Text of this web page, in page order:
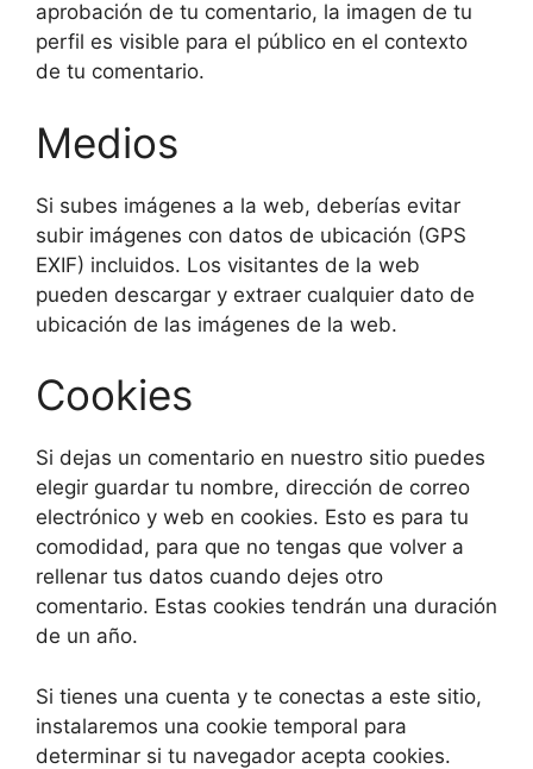
aprobación de tu comentario, la imagen de tu
perfil es visible para el público en el contexto
de tu comentario.
Medios
Si subes imágenes a la web, deberías evitar
subir imágenes con datos de ubicación (GPS
EXIF) incluidos. Los visitantes de la web
pueden descargar y extraer cualquier dato de
ubicación de las imágenes de la web.
Cookies
Si dejas un comentario en nuestro sitio puedes
elegir guardar tu nombre, dirección de correo
electrónico y web en cookies. Esto es para tu
comodidad, para que no tengas que volver a
rellenar tus datos cuando dejes otro
comentario. Estas cookies tendrán una duración
de un año.
Si tienes una cuenta y te conectas a este sitio,
instalaremos una cookie temporal para
determinar si tu navegador acepta cookies.